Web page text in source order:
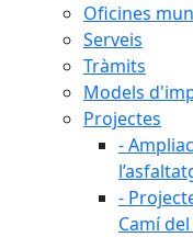
Oficines
Serveis
Tràmits
Models
Projectes
-
-
Camí